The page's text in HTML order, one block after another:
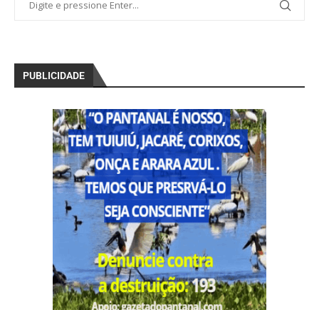
PUBLICIDADE